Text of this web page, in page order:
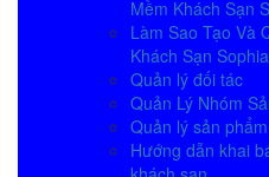
Mềm Khách Sạn
Làm Sao Tạo Và
Khách Sạn
Quản lý đối tác
Quản Lý Nhóm
Quản lý sản
Hướng dẫn khai